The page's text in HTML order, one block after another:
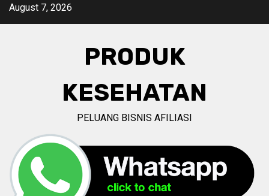
SkipAugust 7, 2026
PRODUK
KESEHATAN
PELUANG BISNIS AFILIASI